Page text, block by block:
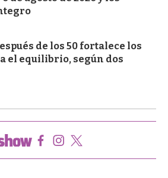
de los 50 fortalece los
el equilibrio, según dos